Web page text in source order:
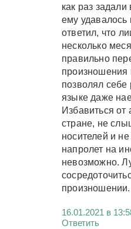
как раз задали
ему удавалось
ответил, что
несколько
правильно
произношения
позволял себе
языке даже
Избавиться от
стране, не
носителей и
напролет на
невозможно.
произношении.
16.01.2021 в
Ответить